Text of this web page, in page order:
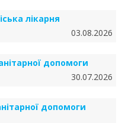
лікарня
03.08.2026
допомоги
30.07.2026
допомоги